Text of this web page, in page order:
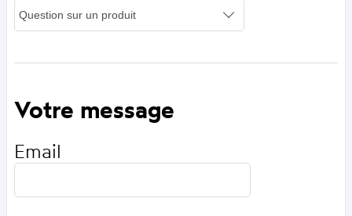
Votre message
Email